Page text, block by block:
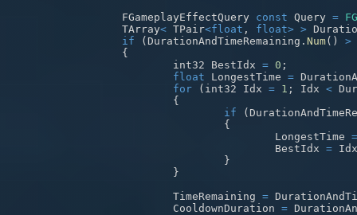
		FGameplayEffectQuery
const Query =
		TArray
< TPair<float , float> >
if
( DurationAndTimeRemaining . Num( )
>
{
			int32 BestIdx
= 0 ;
float LongestTime =
for
( int32 Idx = 1 ; Idx <
{
if
(
{
					LongestTime
=
					BestIdx
= Idx
}
}
			TimeRemaining
=
			CooldownDuration
=